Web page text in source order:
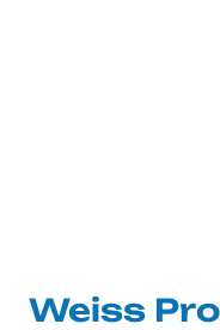
Weiss